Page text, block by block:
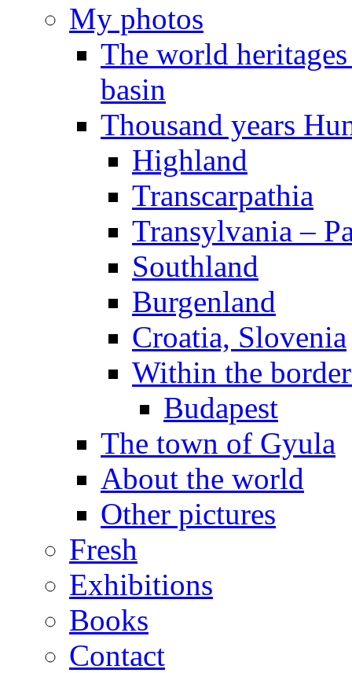
My photos
The world
basin
Thousand years
Highland
Transcarpathia
Transylvania –
Southland
Burgenland
Croatia, Slovenia
Within the
Budapest
The town of Gyula
About the world
Other pictures
Fresh
Exhibitions
Books
Contact